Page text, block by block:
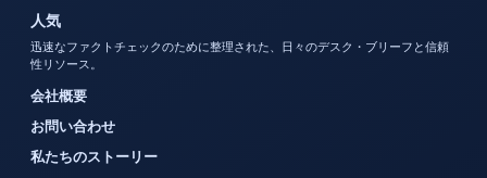
人気
迅速なファクトチェックのために整理された、日々のデスク・ブリーフと信頼
性リソース。
会社概要
お問い合わせ
私たちのストーリー